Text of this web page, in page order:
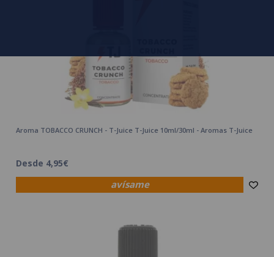
avísame
Aroma TOBACCO CRUNCH - T-Juice T-Juice 10ml/30ml - Aromas T-Juice
Desde 4,95€